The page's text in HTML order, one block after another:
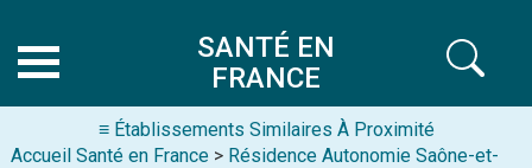
SANTÉ EN
FRANCE
≡ Établissements Similaires À Proximité
Accueil Santé en France > Résidence Autonomie Saône-et-